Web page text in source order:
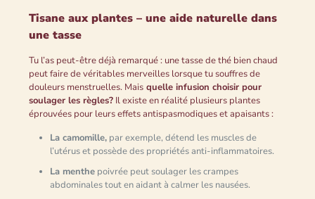
Tisane aux plantes – une aide naturelle dans
une tasse
Tu l’as peut-être déjà remarqué : une tasse de thé bien chaud
peut faire de véritables merveilles lorsque tu souffres de
douleurs menstruelles. Maisquelle infusion choisir pour
soulager les règles?Il existe en réalité plusieurs plantes
éprouvées pour leurs effets antispasmodiques et apaisants :
La camomille,par exemple, détend les muscles de
l’utérus et possède des propriétés anti-inflammatoires.
La menthepoivrée peut soulager les crampes
abdominales tout en aidant à calmer les nausées.